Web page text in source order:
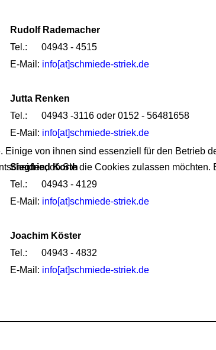
Rudolf Rademacher
Tel.: 04943 - 4515
E-Mail: info[at]schmiede-striek.de
Jutta Renken
Tel.: 04943 -3116 oder 0152 - 56481658
E-Mail: info[at]schmiede-striek.de
Siegfried Korth
Tel.: 04943 - 4129
E-Mail: info[at]schmiede-striek.de
Joachim Köster
Tel.: 04943 - 4832
E-Mail: info[at]schmiede-striek.de
Einige von ihnen sind essenziell für den Betrieb
ob Sie die Cookies zulassen